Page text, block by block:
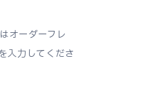
オーダーフレ
入力してくださ